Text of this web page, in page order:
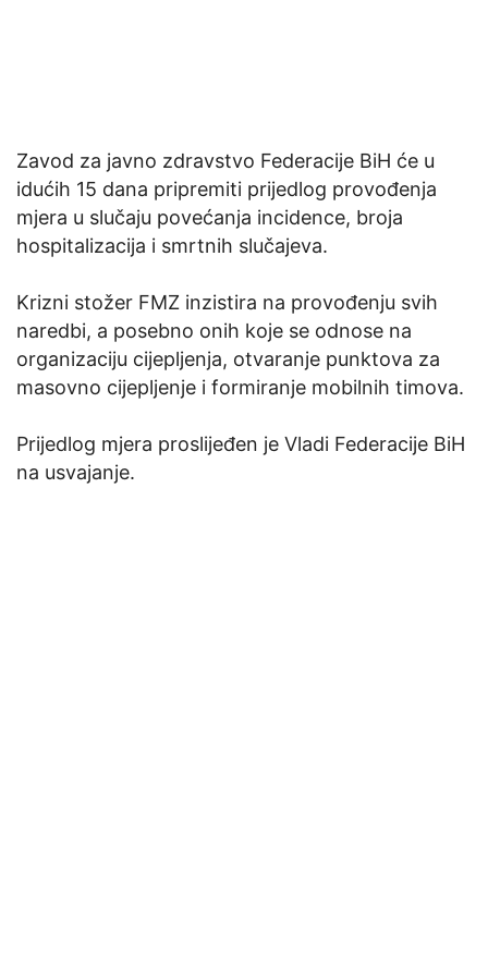
Zavod za javno zdravstvo Federacije BiH će u
idućih 15 dana pripremiti prijedlog provođenja
mjera u slučaju povećanja incidence, broja
hospitalizacija i smrtnih slučajeva.
Krizni stožer FMZ inzistira na provođenju svih
naredbi, a posebno onih koje se odnose na
organizaciju cijepljenja, otvaranje punktova za
masovno cijepljenje i formiranje mobilnih timova.
Prijedlog mjera proslijeđen je Vladi Federacije BiH
na usvajanje.